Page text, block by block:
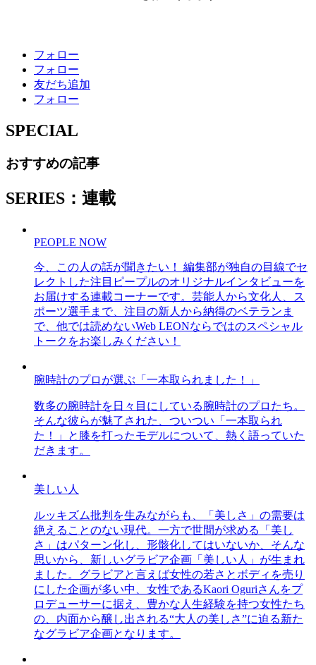
フォロー
フォロー
友だち追加
フォロー
SPECIAL
おすすめの記事
SERIES：連載
PEOPLE NOW
今、この人の話が聞きたい！ 編集部が独自の目線でセ
レクトした注目ピープルのオリジナルインタビューを
お届けする連載コーナーです。芸能人から文化人、ス
ポーツ選手まで、注目の新人から納得のベテランま
で、他では読めないWeb LEONならではのスペシャル
トークをお楽しみください！
腕時計のプロが選ぶ「一本取られました！」
数多の腕時計を日々目にしている腕時計のプロたち。
そんな彼らが魅了された、ついつい「一本取られ
た！」と膝を打ったモデルについて、熱く語っていた
だきます。
美しい人
ルッキズム批判を生みながらも、「美しさ」の需要は
絶えることのない現代。一方で世間が求める「美し
さ」はパターン化し、形骸化してはいないか、そんな
思いから、新しいグラビア企画「美しい人」が生まれ
ました。グラビアと言えば女性の若さとボディを売り
にした企画が多い中、女性であるKaori Oguriさんをプ
ロデューサーに据え、豊かな人生経験を持つ女性たち
の、内面から醸し出される“大人の美しさ”に迫る新た
なグラビア企画となります。